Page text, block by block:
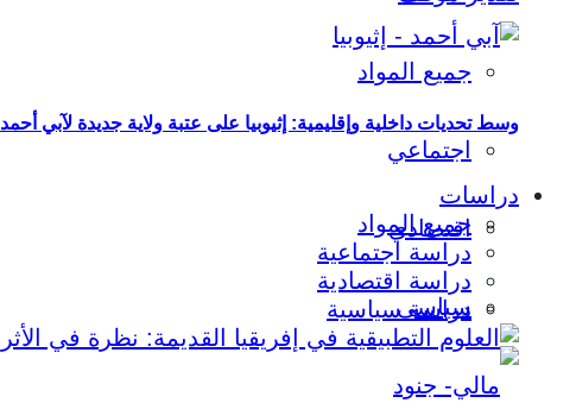
جميع المواد
اجتماعي
اقتصادي
سياسي
وسط تحديات داخلية وإقليمية: إثيوبيا على عتبة ولاية جديدة لآبي أحمد
دراسات
جميع المواد
دراسة اجتماعية
دراسة اقتصادية
دراسة سياسية